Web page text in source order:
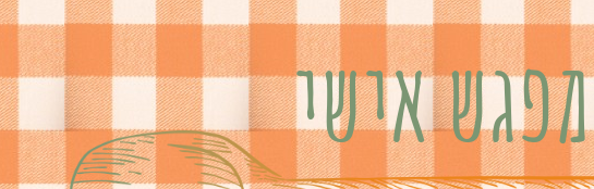
מפגש אישי